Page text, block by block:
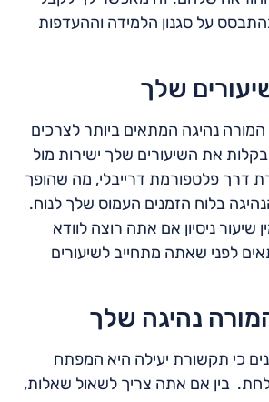
על סגנון הלמידה וההעדפות
שלך
נהיגה המתאים ביותר לצרכים
את השיעורים שלך ישירות מול
דרך פלטפורמת דרייבלי, מה שהופך
בלוח הזמנים העמוס שלך לנוח.
שיעור ניסיון אם אתה רוצה לוודא
לפני שאתה מתחייב לשיעורים
נהיגה שלך
כי תקשורת יעילה היא המפתח
בין אם אתה צריך לשאול שאלות,